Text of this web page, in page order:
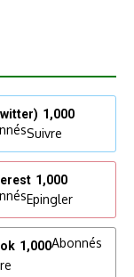
1,000
Suivre
1,000
Epingler
1,000Abonnés